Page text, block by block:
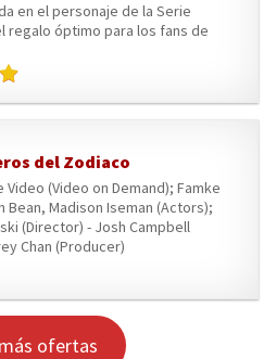
en el personaje de la Serie
regalo óptimo para los fans de
del Zodiaco
Video (Video on Demand); Famke
Bean, Madison Iseman (Actors);
(Director) - Josh Campbell
Chan (Producer)
ofertas